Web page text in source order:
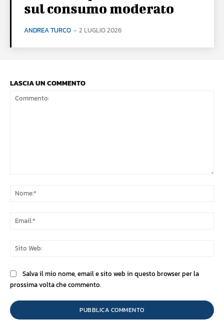
sul consumo moderato
ANDREA TURCO - 2 LUGLIO 2026
LASCIA UN COMMENTO
Salva il mio nome, email e sito web in questo browser per la
prossima volta che commento.